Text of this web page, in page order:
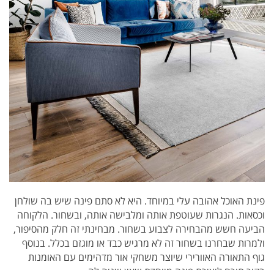
פינת האוכל אהובה עלי במיוחד. היא לא סתם פינה שיש בה שולחן
וכסאות. הנגרות שעוטפת אותה ומלבישה אותה, ובשחור. הלקוחה
הביעה חשש מהבחירה לצבוע בשחור. מבחינתי זה חלק מהסיפור,
ולמרות שבחרנו בשחור זה לא מרגיש כבד או מוגזם בכלל. בנוסף
גוף התאורה האוורירי שיוצר משחקי אור מדהימים עם האומנות